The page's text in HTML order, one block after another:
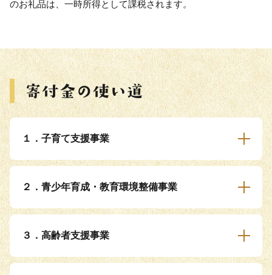
のお礼品は、一時所得として課税されます。
１．子育て支援事業
２．青少年育成・教育環境整備事業
３．高齢者支援事業